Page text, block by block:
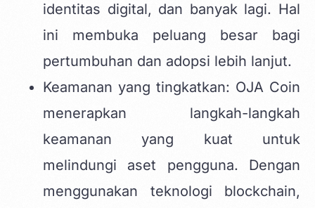
identitas digital, dan banyak lagi. Hal
ini membuka peluang besar bagi
pertumbuhan dan adopsi lebih lanjut.
Keamanan yang tingkatkan: OJA Coin
menerapkan langkah-langkah
keamanan yang kuat untuk
melindungi aset pengguna. Dengan
menggunakan teknologi blockchain,